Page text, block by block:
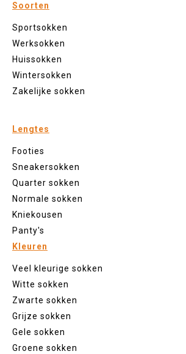
Soorten
Sportsokken
Werksokken
Huissokken
Wintersokken
Zakelijke sokken
Lengtes
Footies
Sneakersokken
Quarter sokken
Normale sokken
Kniekousen
Panty's
Kleuren
Veel kleurige sokken
Witte sokken
Zwarte sokken
Grijze sokken
Gele sokken
Groene sokken